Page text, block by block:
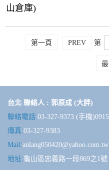
山倉庫)
第一頁 PREV 第
台北 聯絡人 : 郭原成 (大胖)
聯絡電話:03-327-9373 (手機
傳真:03-327-9383
Mail:anlang050420@yahoo.com.tw
地址:龜山區忠義路一段869之1號